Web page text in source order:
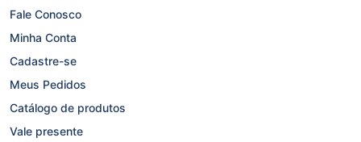
Fale Conosco
Minha Conta
Cadastre-se
Meus Pedidos
Catálogo de produtos
Vale presente